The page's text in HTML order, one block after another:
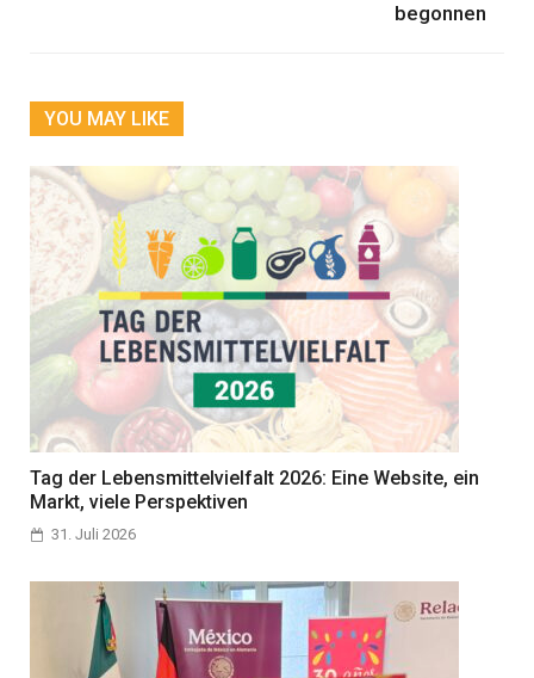
begonnen
YOU MAY LIKE
Tag der Lebensmittelvielfalt 2026: Eine Website, ein
Markt, viele Perspektiven
31. Juli 2026